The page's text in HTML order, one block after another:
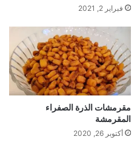
فبراير 2, 2021
مقرمشات الذرة الصفراء
المقرمشة
أكتوبر 26, 2020